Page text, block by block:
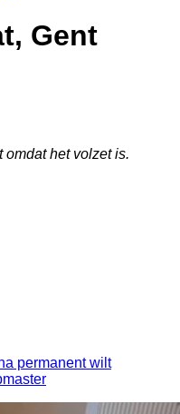
Gent
omdat het volzet is.
permanent wilt